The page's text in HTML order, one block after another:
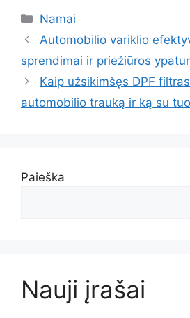
Kategorijos
Namai
Automobilio variklio
sprendimai ir priežiūros
Kaip užsikimšęs DPF
automobilio trauką ir ką su
Paieška
Nauji įrašai